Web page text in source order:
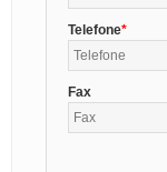
Telefone
Fax